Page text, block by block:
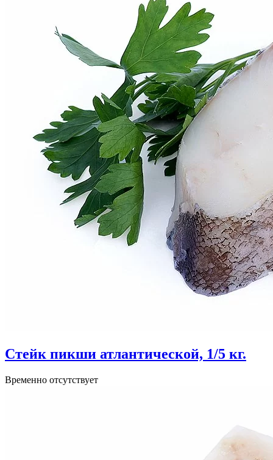
Стейк пикши атлантической, 1/5 кг.
Временно отсутствует